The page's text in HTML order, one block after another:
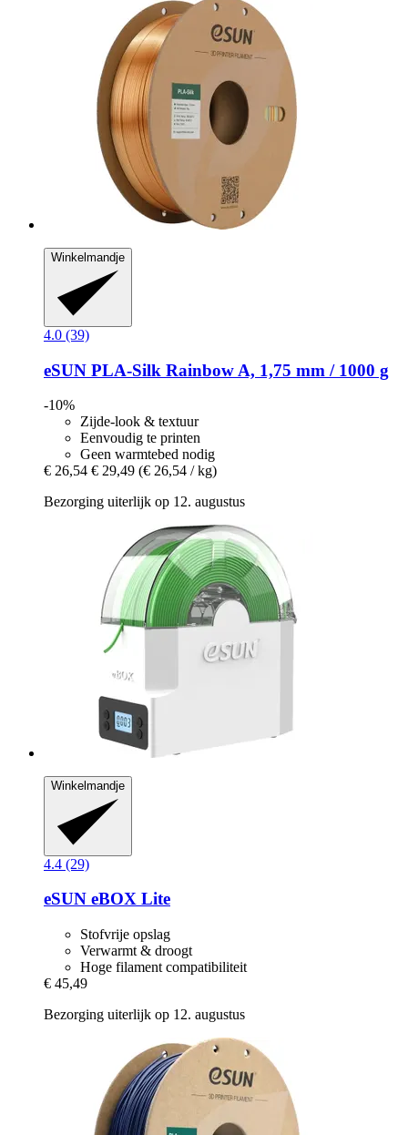
Winkelmandje
4.0 (39)
eSUN PLA-​Silk Rainbow A, 1,75 mm / 1000 g
-10%
Zijde-look & textuur
Eenvoudig te printen
Geen warmtebed nodig
€ 26,54 € 29,49 (€ 26,54 / kg)
Bezorging uiterlijk op 12. augustus
Winkelmandje
4.4 (29)
eSUN eBOX Lite
Stofvrije opslag
Verwarmt & droogt
Hoge filament compatibiliteit
€ 45,49
Bezorging uiterlijk op 12. augustus